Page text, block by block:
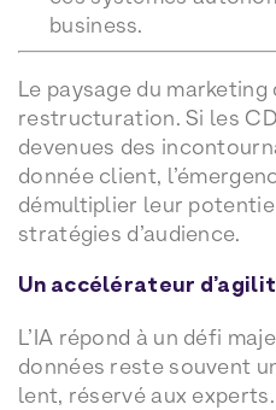
business.
Le paysage du
restructuration. Si les
devenues des
donnée client,
démultiplier leur
stratégies d’audience.
Un accélérateur
L’IA répond à un défi
données reste souvent
lent, réservé aux